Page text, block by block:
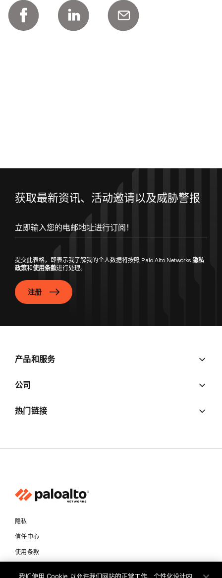
获取最新资讯、活动邀请以及威胁警报
提交此表格，即表示我了解我的个人数据将按照 Palo Alto Networks 隐私
政策和使用条款进行处理。
注册
产品和服务
公司
热门链接
隐私
信任中心
使用条款
我们使用 Cookie 以允许我们网站的正常工作、个性化设计内